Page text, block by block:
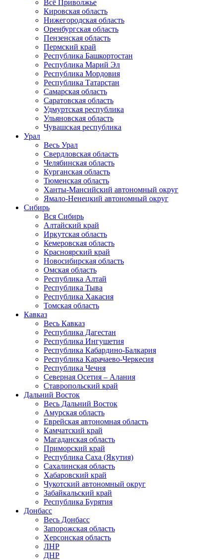
Всё Приволжье
Кировская область
Нижегородская область
Оренбургская область
Пензенская область
Пермский край
Республика Башкортостан
Республика Марий Эл
Республика Мордовия
Республика Татарстан
Самарская область
Саратовская область
Удмуртская республика
Ульяновская область
Чувашская республика
Урал
Весь Урал
Свердловская область
Челябинская область
Курганская область
Тюменская область
Ханты-Мансийский автономный округ
Ямало-Ненецкий автономный округ
Сибирь
Вся Сибирь
Алтайский край
Иркутская область
Кемеровская область
Красноярский край
Новосибирская область
Омская область
Республика Алтай
Республика Тыва
Республика Хакасия
Томская область
Кавказ
Весь Кавказ
Республика Дагестан
Республика Ингушетия
Республика Кабардино-Балкария
Республика Карачаево-Черкесия
Республика Чечня
Северная Осетия – Алания
Ставропольский край
Дальний Восток
Весь Дальний Восток
Амурская область
Еврейская автономная область
Камчатский край
Магаданская область
Приморский край
Республика Саха (Якутия)
Сахалинская область
Хабаровский край
Чукотский автономный округ
Забайкальский край
Республика Бурятия
Донбасс
Весь Донбасс
Запорожская область
Херсонская область
ЛНР
ДНР